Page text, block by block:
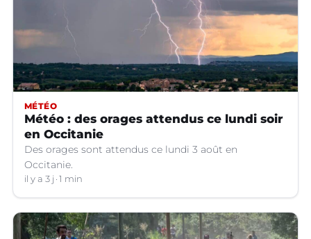
MÉTÉO
Météo : des orages attendus ce lundi soir
en Occitanie
Des orages sont attendus ce lundi 3 août en
Occitanie.
il y a 3 j 1 min